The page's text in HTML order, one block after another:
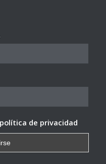
de privacidad